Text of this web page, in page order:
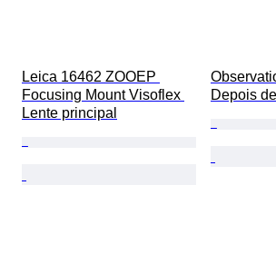
Leica 16462 ZOOEP
Focusing Mount Visoflex
Lente principal
Depois